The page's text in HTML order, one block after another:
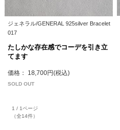
ジェネラル/GENERAL 925silver Bracelet
017
たしかな存在感でコーデを引き立
てます
価格： 18,700円(税込)
SOLD OUT
1 / 1ページ
（全14件）